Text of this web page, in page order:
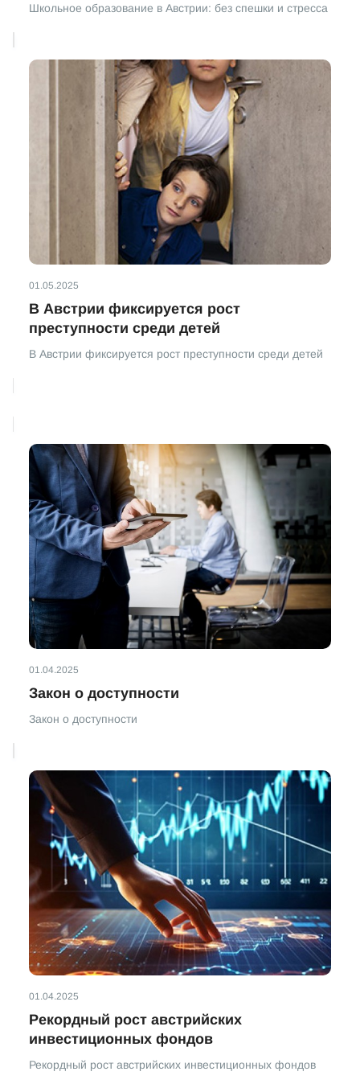
Школьное образование в Австрии: без спешки и стресса
01.05.2025
В Австрии фиксируется рост
преступности среди детей
В Австрии фиксируется рост преступности среди детей
01.04.2025
Закон о доступности
Закон о доступности
01.04.2025
Рекордный рост австрийских
инвестиционных фондов
Рекордный рост австрийских инвестиционных фондов